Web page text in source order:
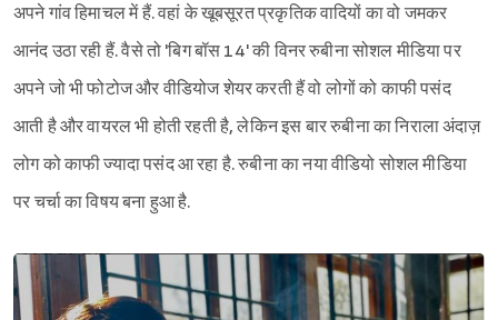
अपने गांव हिमाचल में हैं. वहां के खूबसूरत प्रकृतिक वादियों का वो जमकर
आनंद उठा रही हैं. वैसे तो 'बिग बॉस 14' की विनर रुबीना सोशल मीडिया पर
अपने जो भी फोटोज और वीडियोज शेयर करती हैं वो लोगों को काफी पसंद
आती है और वायरल भी होती रहती है, लेकिन इस बार रुबीना का निराला अंदाज़
लोग को काफी ज्यादा पसंद आ रहा है. रुबीना का नया वीडियो सोशल मीडिया
पर चर्चा का विषय बना हुआ है.